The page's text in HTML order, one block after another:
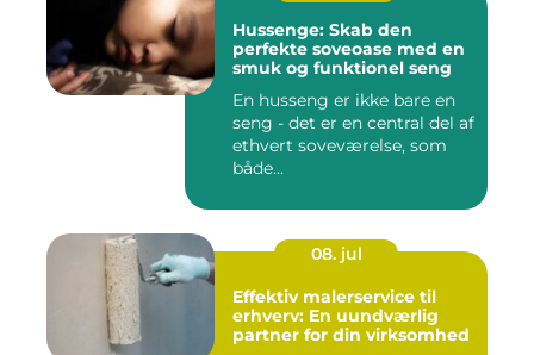
Hussenge: Skab den
perfekte soveoase med en
smuk og funktionel seng
En husseng er ikke bare en
seng - det er en central del af
ethvert soveværelse, som
både...
08. jul
Effektiv malerservice til
erhverv: En uundværlig
partner for din virksomhed